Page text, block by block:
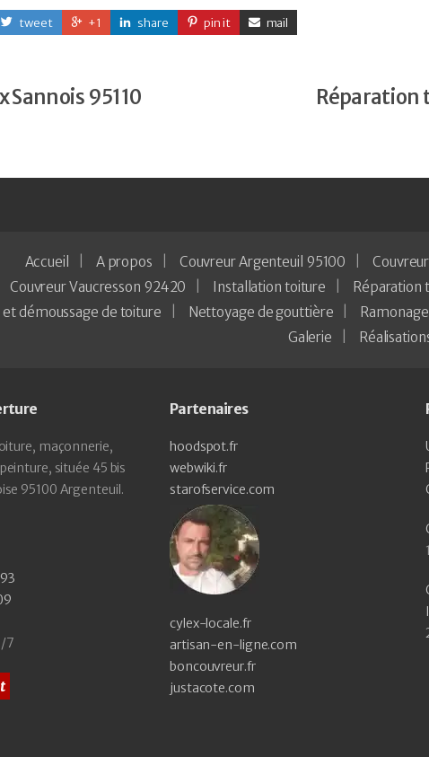
tweet +1 share pin it mail
Sannois 95110 Réparation
Accueil A propos Couvreur Argenteuil 95100
Couvreur Vaucresson 92420
Installation toiture Réparation
démoussage de toiture
Nettoyage de gouttière
Galerie
maçonnerie,
située 45 bis
95100 Argenteuil.
7
Partenaires
hoodspot.fr
webwiki.fr
starofservice.com
cylex-locale.fr
artisan-en-ligne.com
boncouvreur.fr
justacote.com